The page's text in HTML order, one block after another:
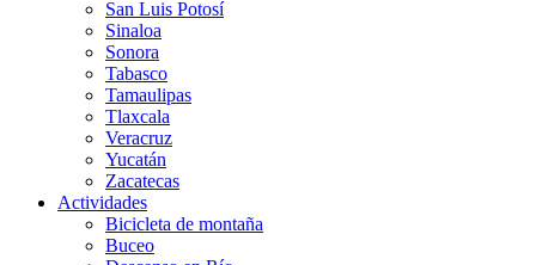
San Luis Potosí
Sinaloa
Sonora
Tabasco
Tamaulipas
Tlaxcala
Veracruz
Yucatán
Zacatecas
Actividades
Bicicleta de montaña
Buceo